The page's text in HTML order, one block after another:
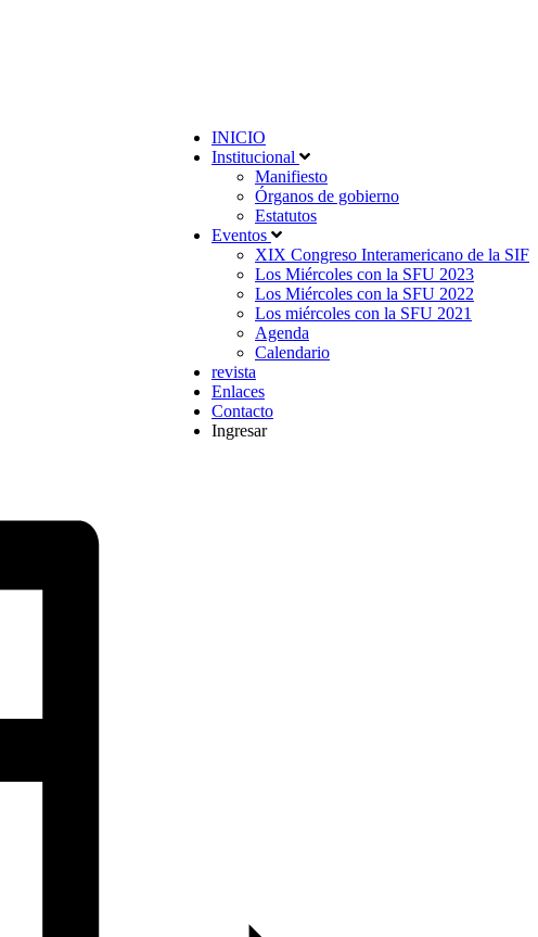
INICIO
Institucional
Manifiesto
Órganos de gobierno
Estatutos
Eventos
XIX Congreso Interamericano de la SIF
Los Miércoles con la SFU 2023
Los Miércoles con la SFU 2022
Los miércoles con la SFU 2021
Agenda
Calendario
revista
Enlaces
Contacto
Ingresar